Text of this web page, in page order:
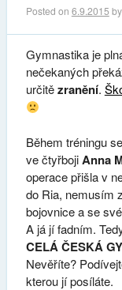
Posted on 6.9.2015 by
Gymnastika je
nečekaných
určitězranění.
Během tréningu
ve čtyřbojiAnna
operace přišla v
do Ria, nemusím
bojovnice a se
A já jí fadním.
CELÁ ČESKÁ
Nevěříte?
kterou jí posíláte.